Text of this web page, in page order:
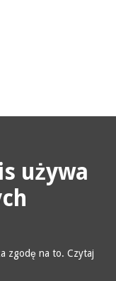
używa
zgodę na to. Czytaj